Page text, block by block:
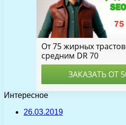
Интересное
26.03.2019